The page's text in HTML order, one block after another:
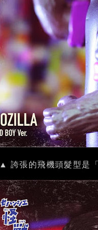
▲ 誇張的飛機頭髮型是